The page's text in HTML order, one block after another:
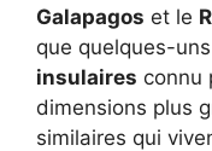
Galapagos et le
que quelques-uns
insulaires connu
dimensions plus
similaires qui